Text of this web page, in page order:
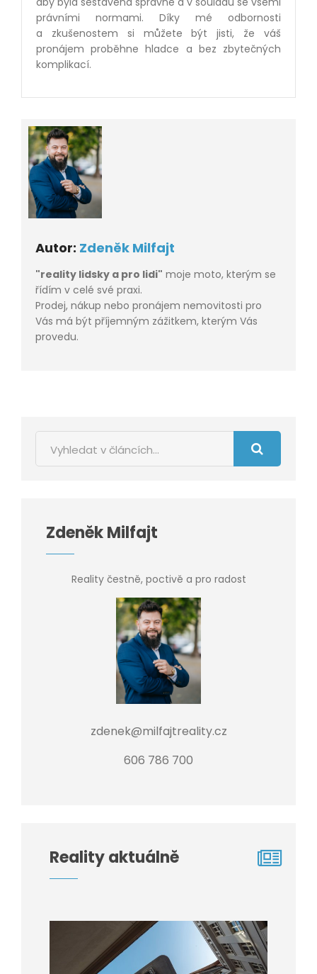
právními normami. Díky mé odbornosti
a zkušenostem si můžete být jisti, že váš
pronájem proběhne hladce a bez zbytečných
komplikací.
Autor: Zdeněk Milfajt
"reality lidsky a pro lidi" moje moto, kterým se
řídím v celé své praxi.
Prodej, nákup nebo pronájem nemovitosti pro
Vás má být příjemným zážitkem, kterým Vás
provedu.
Zdeněk Milfajt
Reality čestně, poctivě a pro radost
zdenek@milfajtreality.cz
606 786 700
Reality aktuálně